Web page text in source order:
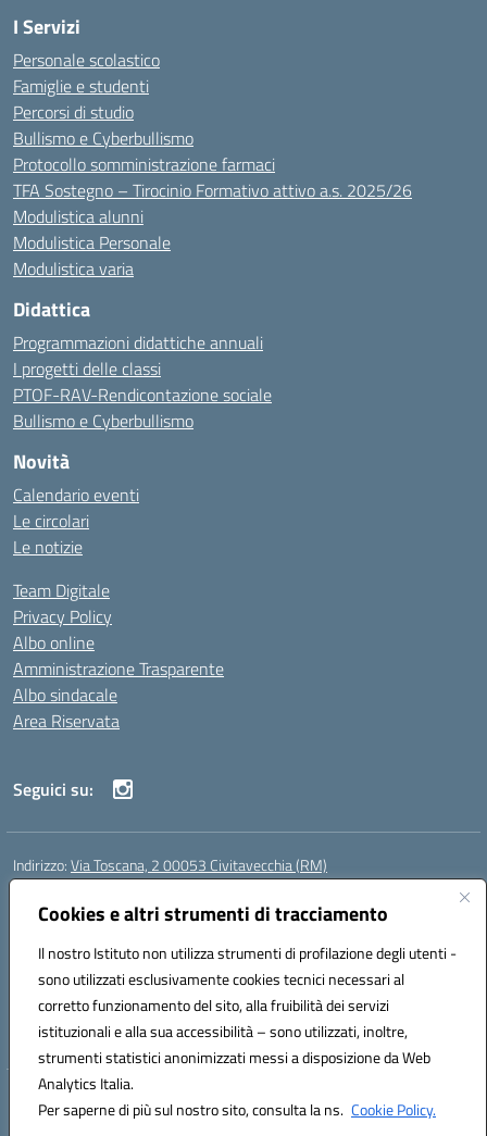
Cookies e altri strumenti di tracciamento
Il nostro Istituto non utilizza strumenti di profilazione degli utenti -
sono utilizzati esclusivamente cookies tecnici necessari al
corretto funzionamento del sito, alla fruibilità dei servizi
istituzionali e alla sua accessibilità – sono utilizzati, inoltre,
strumenti statistici anonimizzati messi a disposizione da Web
Analytics Italia.
Per saperne di più sul nostro sito, consulta la ns. Cookie Policy.
I Servizi
Personale scolastico
Famiglie e studenti
Percorsi di studio
Bullismo e Cyberbullismo
Protocollo somministrazione farmaci
TFA Sostegno – Tirocinio Formativo attivo a.s. 2025/26
Modulistica alunni
Modulistica Personale
Modulistica varia
Didattica
Programmazioni didattiche annuali
I progetti delle classi
PTOF-RAV-Rendicontazione sociale
Bullismo e Cyberbullismo
Novità
Calendario eventi
Le circolari
Le notizie
Team Digitale
Privacy Policy
Albo online
Amministrazione Trasparente
Albo sindacale
Area Riservata
Seguici su:
Indirizzo:Via Toscana, 2 00053 Civitavecchia (RM)
Centralino:
Posta elettronica certificata (PEC):rmic8b900g@pec.istruzione.it
Codice fiscale: 91038380589
Codice meccanografico:RMIC8B900G
Codice Indice delle Pubbliche Amministrazioni (IPA): istsc_rmic8b900g
Codice unico di fatturazione (CUF): UFP4NO
Hosting & Powered by 3D Solution S.r.l.
Concept & Design by Designers Italia